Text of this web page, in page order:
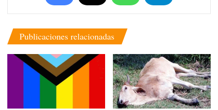
Publicaciones relacionadas